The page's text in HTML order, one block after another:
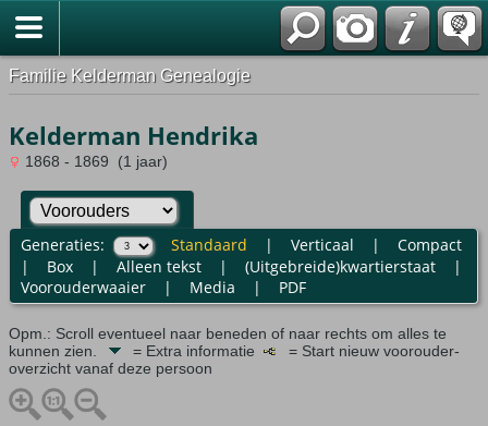
Familie Kelderman Genealogie
Kelderman Hendrika
1868 - 1869 (1 jaar)
Generaties: Standaard | Verticaal | Compact
| Box| Alleen tekst| (Uitgebreide)kwartierstaat|
Voorouderwaaier| Media | PDF
Opm.: Scroll eventueel naar beneden of naar rechts om alles te
kunnen zien.
= Extra informatie
= Start nieuw voorouder-
overzicht vanaf deze persoon